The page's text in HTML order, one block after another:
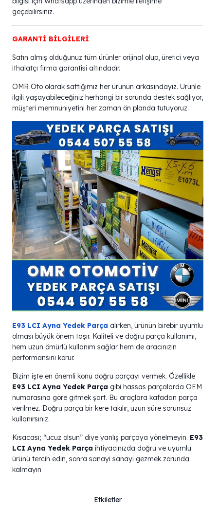
geçebilirsiniz.
GARANTİ BİLGİLERİ
Satın almış olduğunuz tüm ürünler orijinal olup, üretici veya
ithalatçı firma garantisi altındadır.
OMR Oto olarak sattığımız her ürünün arkasındayız. Ürünle
ilgili yaşayabileceğiniz herhangi bir sorunda destek sağlıyor,
müşteri memnuniyetini her zaman ön planda tutuyoruz.
E93 LCI Ayna Yedek Parça alırken, ürünün birebir uyumlu
olması büyük önem taşır. Kaliteli ve doğru parça kullanımı,
hem uzun ömürlü kullanım sağlar hem de aracınızın
performansını korur.
Bizim işte en önemli konu doğru parçayı vermek. Özellikle
E93 LCI Ayna Yedek Parça gibi hassas parçalarda OEM
numarasına göre gitmek şart. Bu araçlara kafadan parça
verilmez. Doğru parça bir kere takılır, uzun süre sorunsuz
kullanırsınız.
Kısacası; “ucuz olsun” diye yanlış parçaya yönelmeyin. E93
LCI Ayna Yedek Parça ihtiyacınızda doğru ve uyumlu
ürünü tercih edin, sonra sanayi sanayi gezmek zorunda
kalmayın
Etkiletler